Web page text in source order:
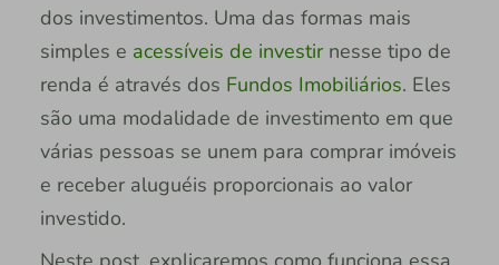
dos investimentos. Uma das formas mais
simples e acessíveis de investirnesse tipo de
renda é através dos Fundos Imobiliários. Eles
são uma modalidade de investimento em que
várias pessoas se unem para comprar imóveis
e receber aluguéis proporcionais ao valor
investido.